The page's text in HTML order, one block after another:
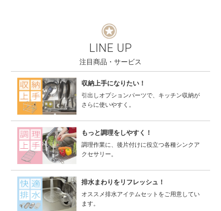
LINE UP
注目商品・サービス
収納上手になりたい！
引出しオプションパーツで、キッチン収納が
さらに使いやすく。
もっと調理をしやすく！
調理作業に、後片付けに役立つ各種シンクア
クセサリー。
排水まわりをリフレッシュ！
オススメ排水アイテムセットをご用意してい
ます。